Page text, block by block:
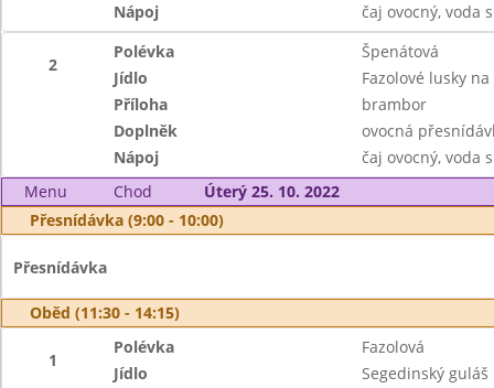
Nápoj
čaj ovocný, voda
2
Polévka
Špenátová
Jídlo
Fazolové lusky
Příloha
brambor
Doplněk
ovocná
Nápoj
čaj ovocný, voda
Menu
Chod
Úterý 25. 10. 2022
Přesnídávka (9:00 - 10:00)
Přesnídávka
Oběd (11:30 - 14:15)
1
Polévka
Fazolová
Jídlo
Segedinský guláš